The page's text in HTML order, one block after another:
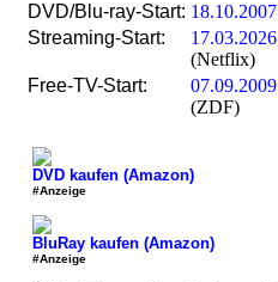
DVD/Blu-ray-Start: 18.10.2007
Streaming-Start:
17.03.2026
(Netflix)
Free-TV-Start:
07.09.2009
(ZDF)
DVD kaufen (Amazon)
#Anzeige
BluRay kaufen (Amazon)
#Anzeige